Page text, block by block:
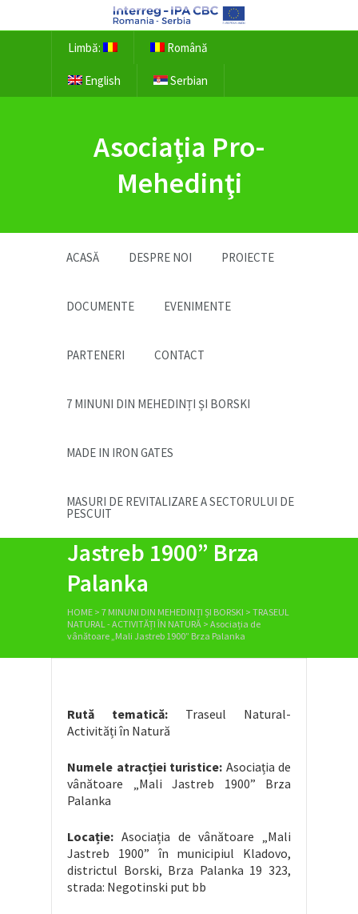
Limbă: Română
English Serbian
Asociaţia Pro-
Mehedinţi
ACASĂ DESPRE NOI PROIECTE
DOCUMENTE EVENIMENTE
PARTENERI CONTACT
7 MINUNI DIN MEHEDINȚI ȘI BORSKI
MADE IN IRON GATES
MASURI DE REVITALIZARE A SECTORULUI DE
PESCUIT
Asociația de
vânătoare „Mali
Jastreb 1900” Brza
Palanka
HOME > 7 MINUNI DIN MEHEDINȚI ȘI BORSKI > TRASEUL
NATURAL - ACTIVITĂȚI ÎN NATURĂ > Asociația de
vânătoare „Mali Jastreb 1900” Brza Palanka
Rută tematică: Traseul Natural-
Activități în Natură
Numele atracției turistice: Asociația de
vânătoare „Mali Jastreb 1900” Brza
Palanka
Locație: Asociația de vânătoare „Mali
Jastreb 1900” în municipiul Kladovo,
districtul Borski, Brza Palanka 19 323,
strada: Negotinski put bb